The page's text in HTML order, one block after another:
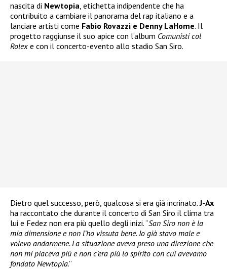
nascita di Newtopia , etichetta indipendente che ha
contribuito a cambiare il panorama del rap italiano e a
lanciare artisti come Fabio Rovazzi e Denny LaHome. Il
progetto raggiunse il suo apice con l’album Comunisti col
Rolex e con il concerto-evento allo stadio San Siro.
Dietro quel successo, però, qualcosa si era già incrinato.J-Ax
ha raccontato che durante il concerto di San Siro il clima tra
lui e Fedez non era più quello degli inizi. “San Siro non è la
mia dimensione e non l’ho vissuta bene. Io già stavo male e
volevo andarmene. La situazione aveva preso una direzione che
non mi piaceva più e non c’era più lo spirito con cui avevamo
fondato Newtopia.”